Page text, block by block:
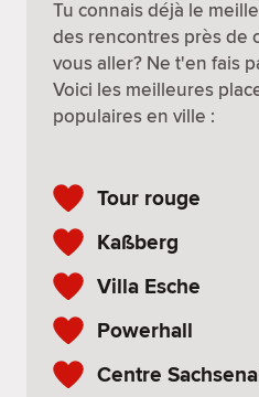
Tu connais déjà le
des rencontres près de
vous aller? Ne t'en fais
Voici les meilleures
populaires en ville :
Tour rouge
Kaßberg
Villa Esche
Powerhall
Centre